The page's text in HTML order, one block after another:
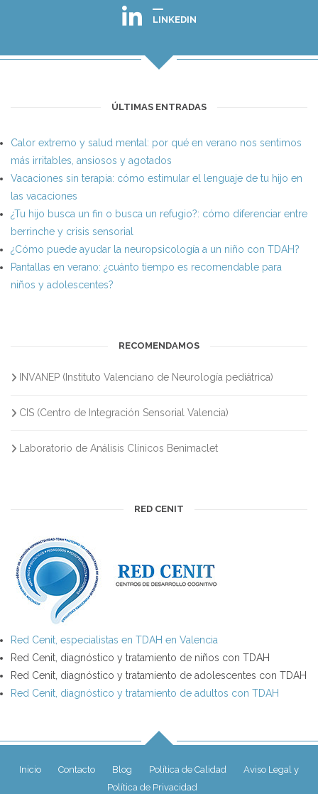
LINKEDIN
ÚLTIMAS ENTRADAS
Calor extremo y salud mental: por qué en verano nos sentimos
más irritables, ansiosos y agotados
Vacaciones sin terapia: cómo estimular el lenguaje de tu hijo en
las vacaciones
¿Tu hijo busca un fin o busca un refugio?: cómo diferenciar entre
berrinche y crisis sensorial
¿Cómo puede ayudar la neuropsicología a un niño con TDAH?
Pantallas en verano: ¿cuánto tiempo es recomendable para
niños y adolescentes?
RECOMENDAMOS
INVANEP (Instituto Valenciano de Neurología pediátrica)
CIS (Centro de Integración Sensorial Valencia)
Laboratorio de Análisis Clínicos Benimaclet
RED CENIT
Red Cenit, especialistas en TDAH en Valencia
Red Cenit, diagnóstico y tratamiento de niños con TDAH
Red Cenit, diagnóstico y tratamiento de adolescentes con TDAH
Red Cenit, diagnóstico y tratamiento de adultos con TDAH
Inicio Contacto Blog Política de Calidad
Aviso Legal y
Política de Privacidad